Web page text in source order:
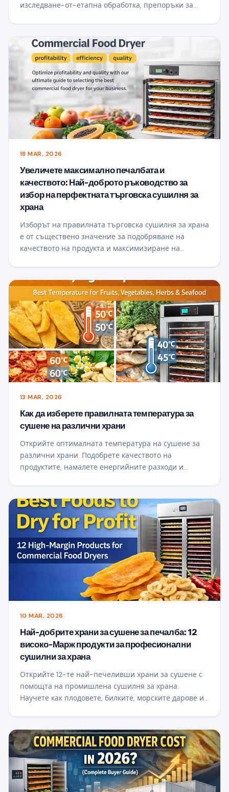
изследване-от-етапна обработка, препоръки за
18 MAR, 2026
Увеличете максимално печалбата и
качеството: Най-доброто ръководство за
избор на перфектната търговска сушилня за
храна
Изборът на правилната търговска сушилня за храна
е от съществено значение за подобряване на
качеството на продукта и максимизиране на
отопление, въздушен поток, енергийна ефективност
и капацитет, така че да можете да изберете най-
доброто решение за сушене за вашия бизнес и да
постигнете постоянен, висок-стойностни резултати.
13 MAR, 2026
Как да изберете правилната температура за
сушене на различни храни
Открийте оптималната температура на сушене за
различни храни. Подобрете качеството на
продуктите, намалете енергийните разходи и
10 MAR, 2026
Най-добрите храни за сушене за печалба: 12
високо-Марж продукти за професионални
сушилни за храна
Открийте 12-те най-печеливши храни за сушене с
помощта на промишлена сушилня за храна.
Научете как плодовете, билките, морските дарове и
храни.